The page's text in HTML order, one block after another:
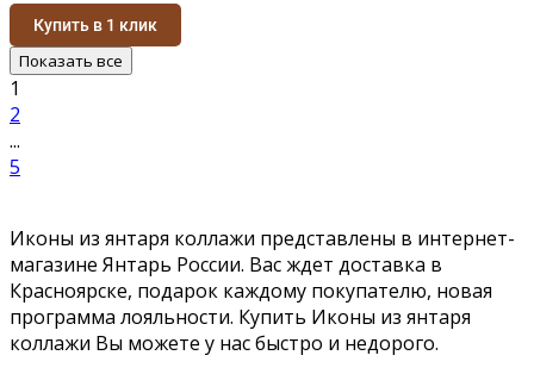
Купить в 1 клик
Показать все
1
2
...
5
Иконы из янтаря коллажи представлены в интернет-
магазине Янтарь России. Вас ждет доставка в
Красноярске, подарок каждому покупателю, новая
программа лояльности. Купить Иконы из янтаря
коллажи Вы можете у нас быстро и недорого.